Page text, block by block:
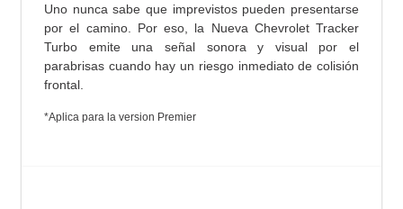
Uno nunca sabe que imprevistos pueden presentarse
por el camino. Por eso, la Nueva Chevrolet Tracker
Turbo emite una señal sonora y visual por el
parabrisas cuando hay un riesgo inmediato de colisión
frontal.
*Aplica para la version Premier